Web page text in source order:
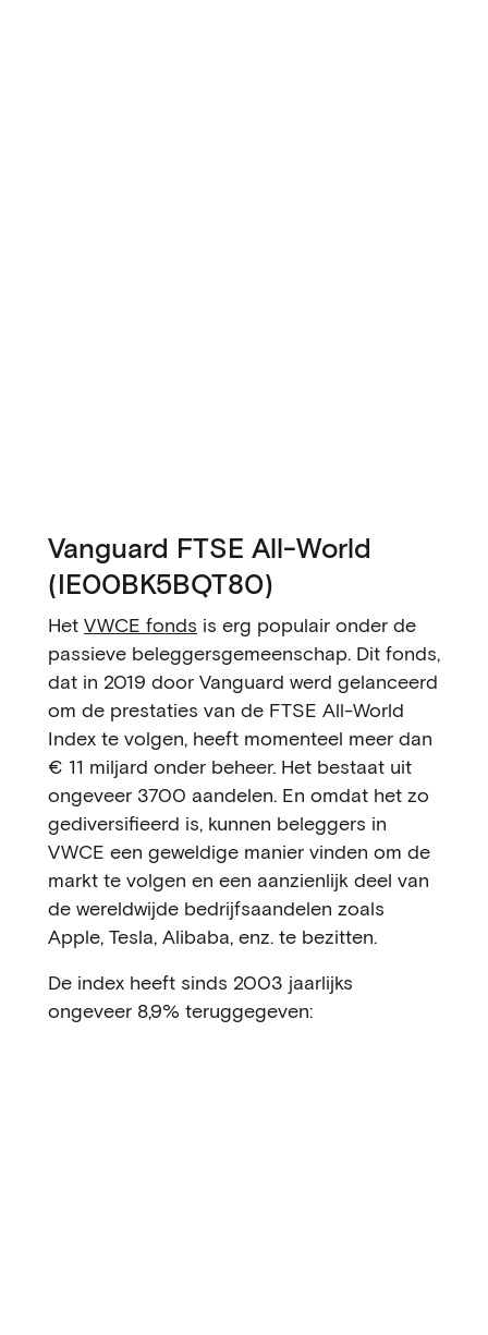
Vanguard FTSE All-World
(IE00BK5BQT80)
Het VWCE fonds is erg populair onder de
passieve beleggersgemeenschap. Dit fonds,
dat in 2019 door Vanguard werd gelanceerd
om de prestaties van de FTSE All-World
Index te volgen, heeft momenteel meer dan
€ 11 miljard onder beheer. Het bestaat uit
ongeveer 3700 aandelen. En omdat het zo
gediversifieerd is, kunnen beleggers in
VWCE een geweldige manier vinden om de
markt te volgen en een aanzienlijk deel van
de wereldwijde bedrijfsaandelen zoals
Apple, Tesla, Alibaba, enz. te bezitten.
De index heeft sinds 2003 jaarlijks
ongeveer 8,9% teruggegeven: